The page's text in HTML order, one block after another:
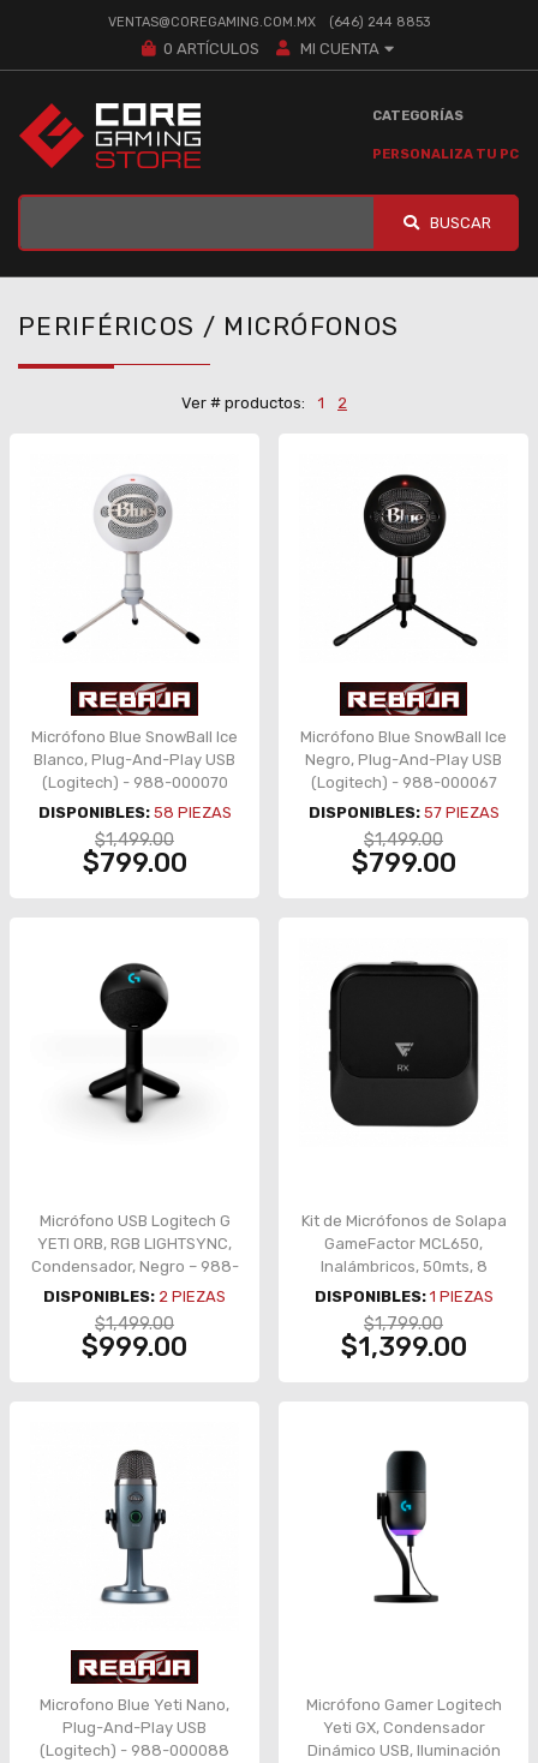
VENTAS@COREGAMING.COM.MX (646) 244 8853
0 ARTÍCULOS MI CUENTA
CATEGORÍAS
PERSONALIZA TU PC
BUSCAR
PERIFÉRICOS / MICRÓFONOS
Ver # productos: 1 2
Micrófono Blue SnowBall Ice
Blanco, Plug-And-Play USB
(Logitech) - 988-000070
DISPONIBLES: 58 PIEZAS
$1,499.00
$799.00
Micrófono Blue SnowBall Ice
Negro, Plug-And-Play USB
(Logitech) - 988-000067
DISPONIBLES: 57PIEZAS
$1,499.00
$799.00
Micrófono USB Logitech G
YETI ORB, RGB LIGHTSYNC,
Condensador, Negro – 988-
000550
DISPONIBLES: 2 PIEZAS
$1,499.00
$999.00
Kit de Micrófonos de Solapa
GameFactor MCL650,
Inalámbricos, 50mts, 8
horas - MCL650
DISPONIBLES: 1 PIEZAS
$1,799.00
$1,399.00
Microfono Blue Yeti Nano,
Plug-And-Play USB
(Logitech) - 988-000088
Micrófono Gamer Logitech
Yeti GX, Condensador
Dinámico USB, Iluminación